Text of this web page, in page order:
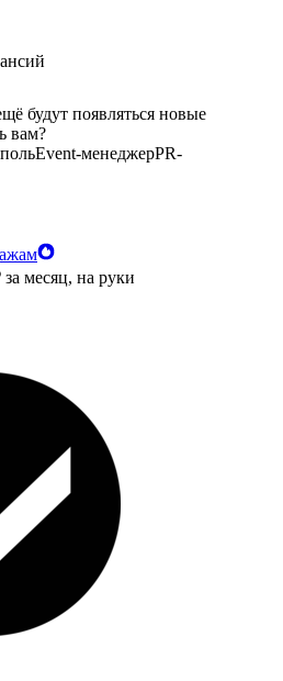
будут появляться новые
вам?
Event-менеджерPR-
за месяц, на руки